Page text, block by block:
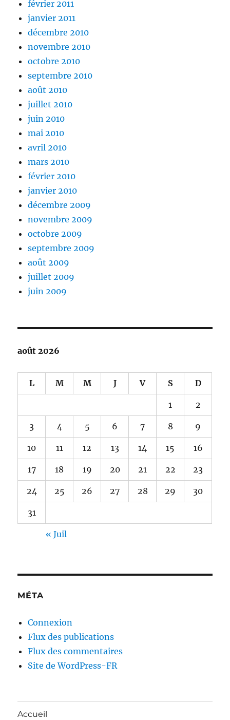
février 2011
janvier 2011
décembre 2010
novembre 2010
octobre 2010
septembre 2010
août 2010
juillet 2010
juin 2010
mai 2010
avril 2010
mars 2010
février 2010
janvier 2010
décembre 2009
novembre 2009
octobre 2009
septembre 2009
août 2009
juillet 2009
juin 2009
août 2026
L M M J V S D
1 2
3 4 5 6 7 8 9
10 11 12 13 14 15 16
17 18 19 20 21 22 23
24 25 26 27 28 29 30
31
« Juil
MÉTA
Connexion
Flux des publications
Flux des commentaires
Site de WordPress-FR
Accueil